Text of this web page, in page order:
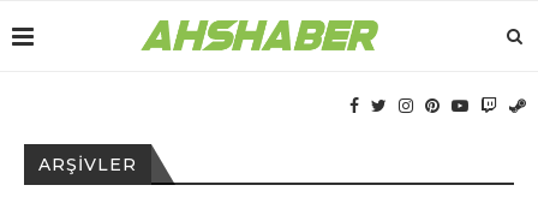
ARŞIVLER